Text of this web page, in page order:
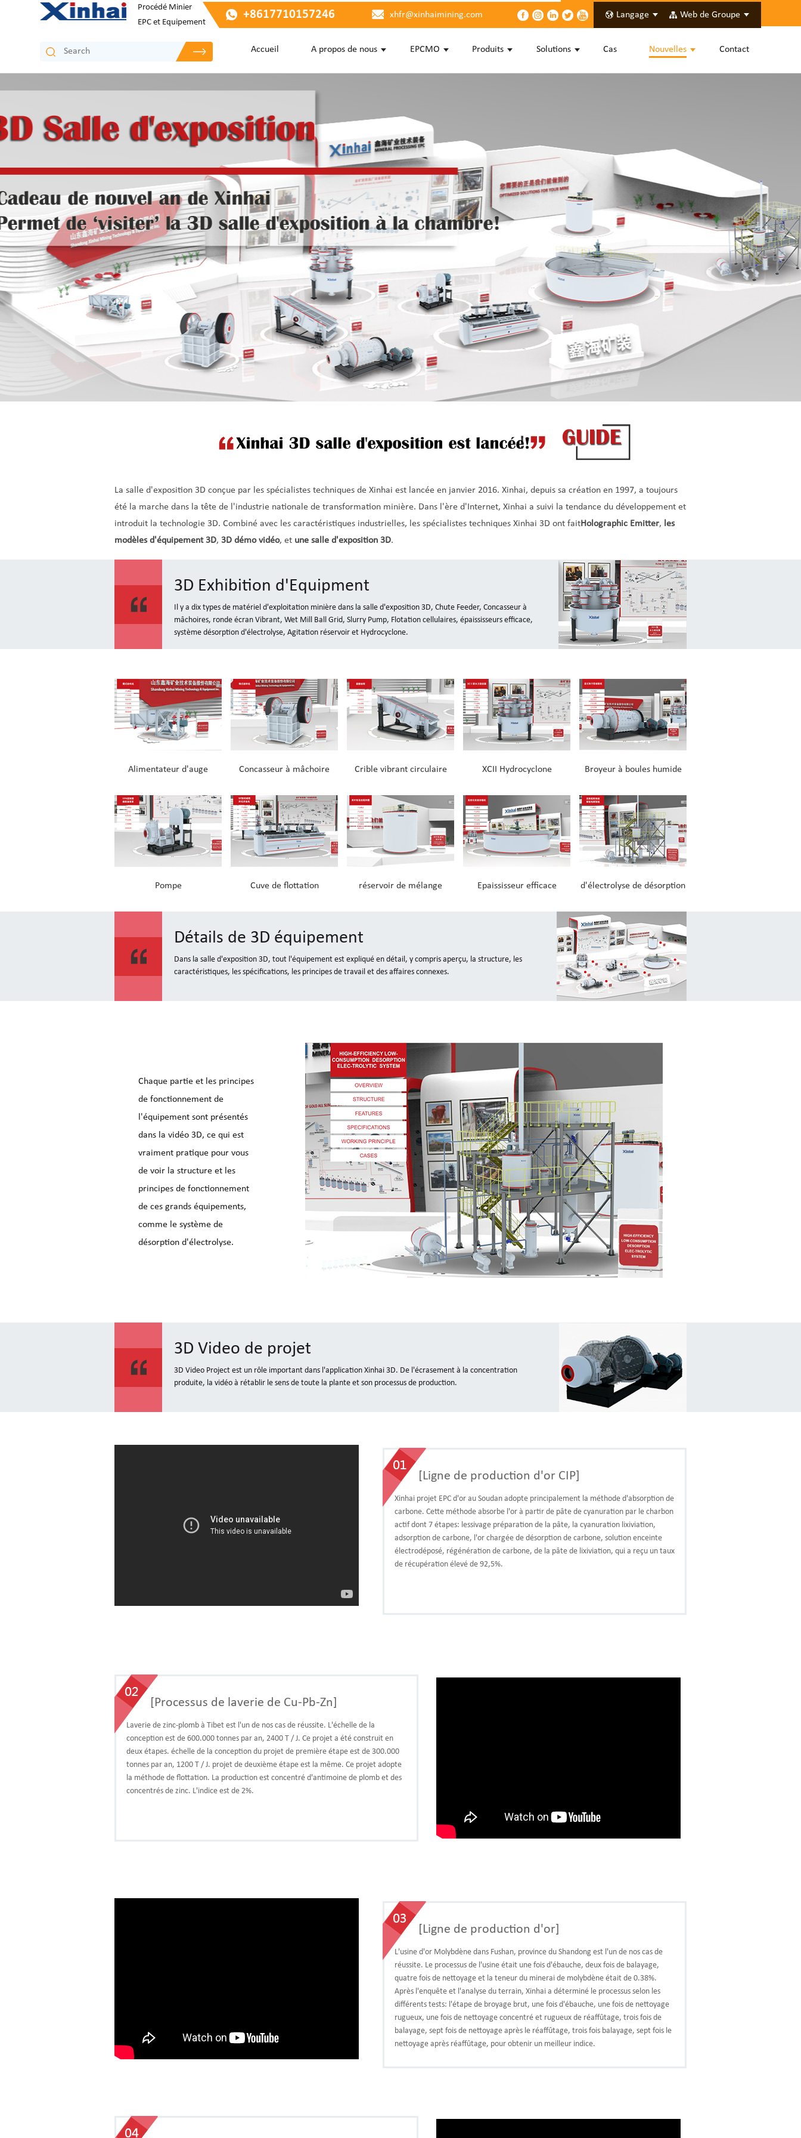
Procédé Minier
EPC et Equipement
+8617710157246 xhfr@xinhaimining.com Langage Web de Groupe
Accueil A propos de nous EPCMO Produits Solutions Cas Nouvelles Contact
La salle d'exposition 3D conçue par les spécialistes techniques de Xinhai est lancée en janvier 2016. Xinhai, depuis sa création en 1997, a toujours
été la marche dans la tête de l'industrie nationale de transformation minière. Dans l'ère d'Internet, Xinhai a suivi la tendance du développement et
introduit la technologie 3D. Combiné avec les caractéristiques industrielles, les spécialistes techniques Xinhai 3D ont faitHolographic Emitter, les
modèles d'équipement 3D, 3D démo vidéo, et une salle d'exposition 3D.
3D Exhibition d'Equipment
Il y a dix types de matériel d'exploitation minière dans la salle d'exposition 3D, Chute Feeder, Concasseur à
mâchoires, ronde écran Vibrant, Wet Mill Ball Grid, Slurry Pump, Flotation cellulaires, épaississeurs efficace,
système désorption d'électrolyse, Agitation réservoir et Hydrocyclone.
Alimentateur d'auge Concasseur à mâchoire Crible vibrant circulaire XCII Hydrocyclone Broyeur à boules humide
Pompe Cuve de flottation réservoir de mélange Epaississeur efficace d'électrolyse de désorption
Détails de 3D équipement
Dans la salle d'exposition 3D, tout l'équipement est expliqué en détail, y compris aperçu, la structure, les
caractéristiques, les spécifications, les principes de travail et des affaires connexes.
Chaque partie et les principes
de fonctionnement de
l'équipement sont présentés
dans la vidéo 3D, ce qui est
vraiment pratique pour vous
de voir la structure et les
principes de fonctionnement
de ces grands équipements,
comme le système de
désorption d'électrolyse.
3D Video de projet
3D Video Project est un rôle important dans l'application Xinhai 3D. De l'écrasement à la concentration
produite, la vidéo à rétablir le sens de toute la plante et son processus de production.
[Ligne de production d'or CIP]
Xinhai projet EPC d'or au Soudan adopte principalement la méthode d'absorption de
carbone. Cette méthode absorbe l'or à partir de pâte de cyanuration par le charbon
actif dont 7 étapes: lessivage préparation de la pâte, la cyanuration lixiviation,
adsorption de carbone, l'or chargée de désorption de carbone, solution enceinte
électrodéposé, régénération de carbone, de la pâte de lixiviation, qui a reçu un taux
de récupération élevé de 92,5%.
[Processus de laverie de Cu-Pb-Zn]
Laverie de zinc-plomb à Tibet est l'un de nos cas de réussite. L'échelle de la
conception est de 600.000 tonnes par an, 2400 T / J. Ce projet a été construit en
deux étapes. échelle de la conception du projet de première étape est de 300.000
tonnes par an, 1200 T / J. projet de deuxième étape est la même. Ce projet adopte
la méthode de flottation. La production est concentré d'antimoine de plomb et des
concentrés de zinc. L'indice est de 2%.
[Ligne de production d'or]
L'usine d'or Molybdène dans Fushan, province du Shandong est l'un de nos cas de
réussite. Le processus de l'usine était une fois d'ébauche, deux fois de balayage,
quatre fois de nettoyage et la teneur du minerai de molybdène était de 0.38%.
Après l'enquête et l'analyse du terrain, Xinhai a déterminé le processus selon les
différents tests: l'étape de broyage brut, une fois d'ébauche, une fois de nettoyage
rugueux, une fois de nettoyage concentré et rugueux de réaffûtage, trois fois de
balayage, sept fois de nettoyage après le réaffûtage, trois fois balayage, sept fois le
nettoyage après réaffûtage, pour obtenir un meilleur indice.